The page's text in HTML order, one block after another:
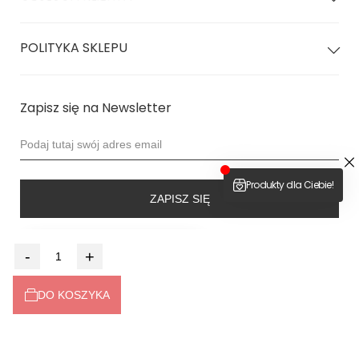
- +
DO KOSZYKA
POLITYKA SKLEPU
Zapisz się na Newsletter
ZAPISZ SIĘ
4.9
Na podstawie